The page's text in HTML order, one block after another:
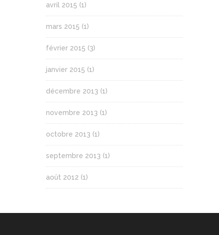
avril 2015 (1)
mars 2015 (1)
février 2015 (3)
janvier 2015 (1)
décembre 2013 (1)
novembre 2013 (1)
octobre 2013 (1)
septembre 2013 (1)
août 2012 (1)